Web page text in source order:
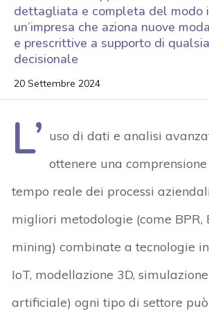
dettagliata e completa del modo
un’impresa che aziona nuove
e prescrittive a supporto di
decisionale
20 Settembre 2024
L’ uso di dati e analisi
ottenere una
tempo reale dei processi
migliori metodologie (come BPR,
mining) combinate a tecnologie
IoT, modellazione 3D,
artificiale) ogni tipo di settore